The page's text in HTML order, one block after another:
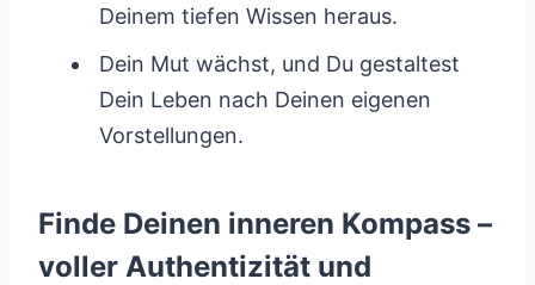
Deinem tiefen Wissen heraus.
Dein Mut wächst, und Du gestaltest
Dein Leben nach Deinen eigenen
Vorstellungen.
Finde Deinen inneren Kompass –
voller Authentizität und